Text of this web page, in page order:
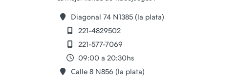
Diagonal 74 N1385 (la plata)
221-4829502
221-577-7069
09:00 a 20:30hs
Calle 8 N856 (la plata)